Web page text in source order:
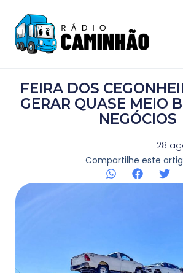
FEIRA DOS
GERAR QUASE MEIO
NEGÓCIOS
28
Compartilhe este